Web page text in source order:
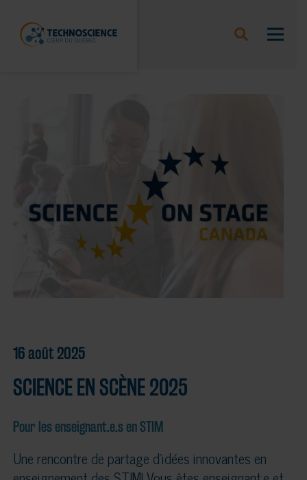
16 août 2025
SCIENCE EN SCÈNE 2025
Pour les enseignant.e.s en STIM
Une rencontre de partage d’idées innovantes en